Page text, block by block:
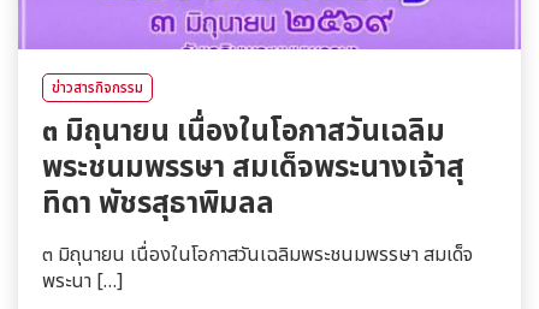
ข่าวสารกิจกรรม
๓ มิถุนายน เนื่องในโอกาสวันเฉลิม
พระชนมพรรษา สมเด็จพระนางเจ้าสุ
ทิดา พัชรสุธาพิมลล
๓ มิถุนายน เนื่องในโอกาสวันเฉลิมพระชนมพรรษา สมเด็จ
พระนา […]